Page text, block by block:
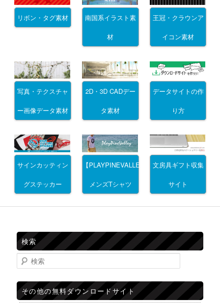
リボン・タグ素材 南国系イラスト素
材
王冠・クラウンア
イコン素材
写真・テクスチャ
ー画像データ素材
2D・3D CADデー
タ素材
データサイトの作
り方
サインカッティン
グステッカー
【PLAYPINEVALLEY】
メンズTシャツ
文房具ギフト収集
サイト
検索
検索
その他の無料ダウンロードサイト